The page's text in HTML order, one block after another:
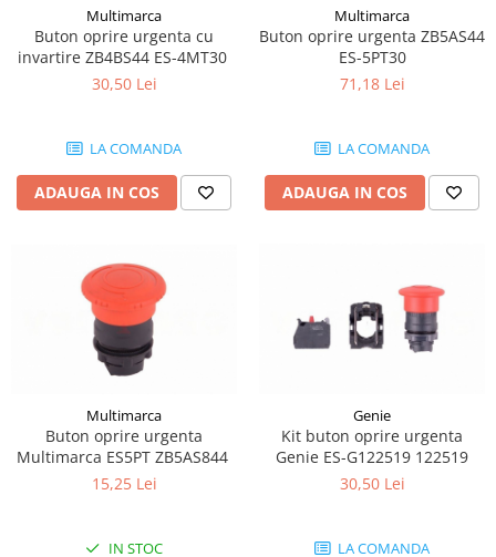
Roata transpaleta
Piese motor
Pompa combustibil
Pompa de apa
Radiator racire ulei hidraulic
Bobina de pornire
Bobina de oprire
Bobina de acceleratie
Curea alternator - transmisie
Esapament
Busoane - dopuri
Ventilatoare
Piese Yale
Piese Hyster
Piese Parker
Piese Terex
Piese Lombardini
Piese Linde
Piese Dieci
Piese Massey Ferguson
Piese Steyr
Piese New Holland
Piese Takeuchi
Piese Kobelco
Multimarca
Buton oprire urgenta cu
invartire ZB4BS44 ES-4MT30
30,50 Lei
LA COMANDA
ADAUGA IN COS
Multimarca
Buton oprire urgenta ZB5AS44
ES-5PT30
71,18 Lei
LA COMANDA
ADAUGA IN COS
Multimarca
Buton oprire urgenta
Multimarca ES5PT ZB5AS844
15,25 Lei
IN STOC
Genie
Kit buton oprire urgenta
Genie ES-G122519 122519
30,50 Lei
LA COMANDA